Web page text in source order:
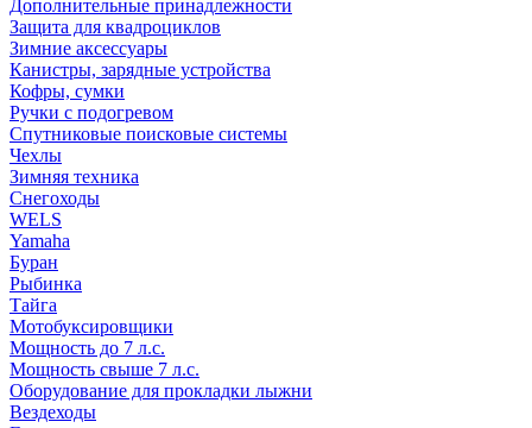
Дополнительные принадлежности
Защита для квадроциклов
Зимние аксессуары
Канистры, зарядные устройства
Кофры, сумки
Ручки с подогревом
Спутниковые поисковые системы
Чехлы
Зимняя техника
Снегоходы
WELS
Yamaha
Буран
Рыбинка
Тайга
Мотобуксировщики
Мощность до 7 л.с.
Мощность свыше 7 л.с.
Оборудование для прокладки лыжни
Вездеходы